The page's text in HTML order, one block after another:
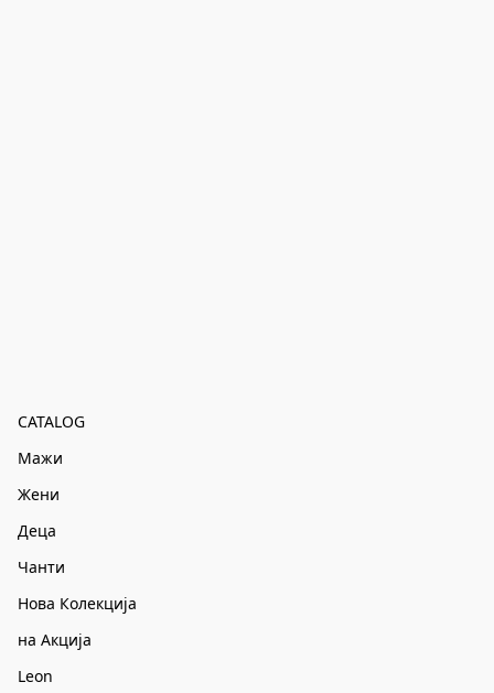
CATALOG
Мажи
Жени
Деца
Чанти
Нова Колекција
на Акција
Leon